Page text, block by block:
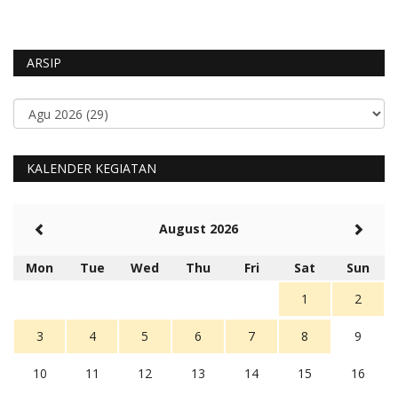
ARSIP
KALENDER KEGIATAN
August 2026
Mon Tue Wed Thu Fri Sat
Sun
1
2
3 4 5 6 7 8 9
10 11 12 13 14 15 16